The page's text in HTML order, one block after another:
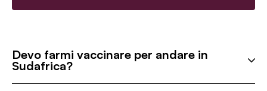
Devo farmi vaccinare per andare in
Sudafrica?